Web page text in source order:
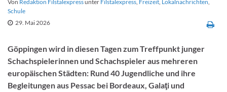
Von Redaktion Filstalexpressunter Filstalexpress, Freizeit, Lokalnachrichten,
Schule
29. Mai 2026
Göppingen wird in diesen Tagen zum Treffpunkt junger
Schachspielerinnen und Schachspieler aus mehreren
europäischen Städten: Rund 40 Jugendliche und ihre
Begleitungen aus Pessac bei Bordeaux, Galaţi und